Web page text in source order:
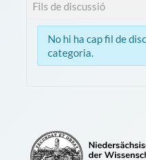
Fils de discussió
No hi ha cap fil de
categoria.